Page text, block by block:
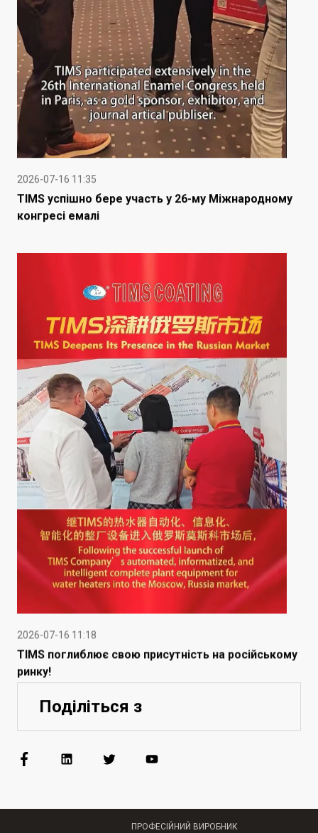
TIMS успішно бере участь у 26-му Міжнародному
конгресі емалі
2026-07-16 11:18
TIMS поглиблює свою присутність на російському
ринку!
Поділіться з
ПРОФЕСІЙНИЙ ВИРОБНИК